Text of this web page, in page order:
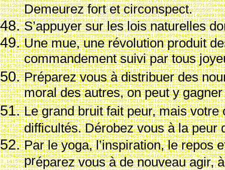
Demeurez fort et circonspect.
S’appuyer sur les lois naturelles
Une mue, une révolution produit
commandement suivi par tous
Préparez vousà distribuer des
moral des autres, on peut y gagner
Le grand bruit fait peur, mais
difficultés. Dérobez vousà la peur
Par le yoga, l’inspiration, le repos
préparez vousà de nouveau agir,